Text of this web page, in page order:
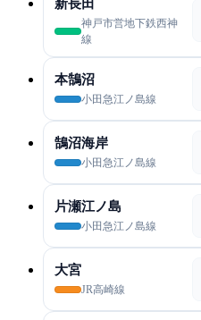
新長田
神戸市営地下鉄西神
線
本鵠沼
小田急江ノ島線
鵠沼海岸
小田急江ノ島線
片瀬江ノ島
小田急江ノ島線
大宮
JR高崎線